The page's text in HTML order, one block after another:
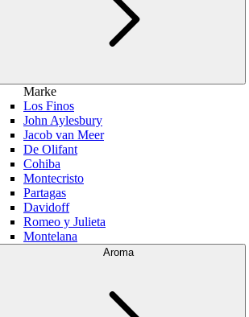
Marke
Los Finos
John Aylesbury
Jacob van Meer
De Olifant
Cohiba
Montecristo
Partagas
Davidoff
Romeo y Julieta
Montelana
Aroma